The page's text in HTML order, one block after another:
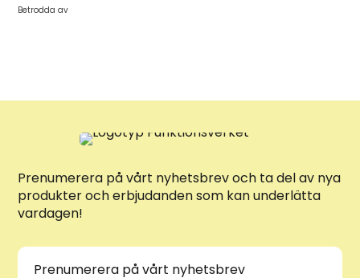
Betrodda av
Prenumerera på vårt nyhetsbrev och ta del av nya
produkter och erbjudanden som kan underlätta
vardagen!